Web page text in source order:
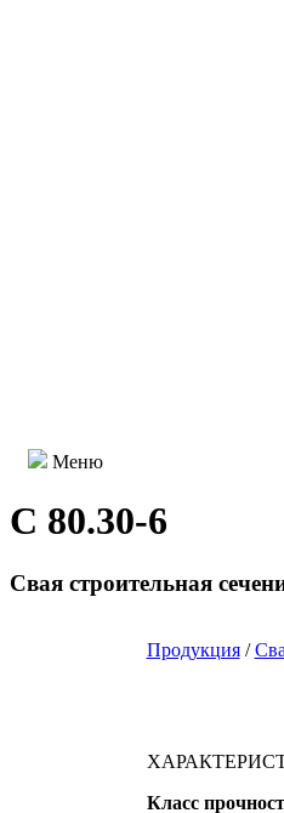
Меню
С 80.30-6
Свая строительная
Продукция/
Класс